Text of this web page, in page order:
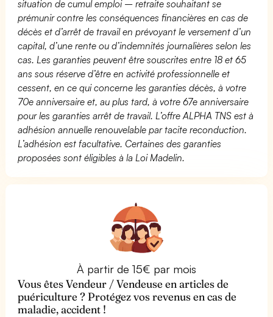
situation de cumul emploi – retraite souhaitant se
prémunir contre les conséquences financières en cas de
décès et d’arrêt de travail en prévoyant le versement d’un
capital, d’une rente ou d’indemnités journalières selon les
cas. Les garanties peuvent être souscrites entre 18 et 65
ans sous réserve d’être en activité professionnelle et
cessent, en ce qui concerne les garanties décès, à votre
70e anniversaire et, au plus tard, à votre 67e anniversaire
pour les garanties arrêt de travail. L’offre ALPHA TNS est à
adhésion annuelle renouvelable par tacite reconduction.
L’adhésion est facultative. Certaines des garanties
proposées sont éligibles à la Loi Madelin.
À partir de 15€ par mois
Vous êtes Vendeur / Vendeuse en articles de
puériculture ? Protégez vos revenus en cas de
maladie, accident !